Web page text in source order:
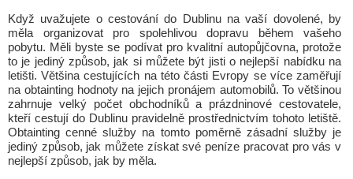
Když uvažujete o cestování do Dublinu na vaší dovolené, by
měla organizovat pro spolehlivou dopravu během vašeho
pobytu. Měli byste se podívat pro kvalitní autopůjčovna, protože
to je jediný způsob, jak si můžete být jisti o nejlepší nabídku na
letišti. Většina cestujících na této části Evropy se více zaměřují
na obtainting hodnoty na jejich pronájem automobilů. To většinou
zahrnuje velký počet obchodníků a prázdninové cestovatele,
kteří cestují do Dublinu pravidelně prostřednictvím tohoto letiště.
Obtainting cenné služby na tomto poměrně zásadní služby je
jediný způsob, jak můžete získat své peníze pracovat pro vás v
nejlepší způsob, jak by měla.